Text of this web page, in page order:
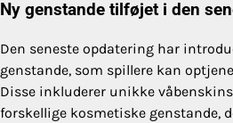
Ny genstande tilføjet i den
Den seneste opdatering har
genstande, som spillere kan
Disse inkluderer unikke
forskellige kosmetiske genstande,